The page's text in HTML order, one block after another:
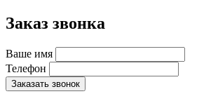
Заказ звонка
Ваше имя
Телефон
Заказать звонок